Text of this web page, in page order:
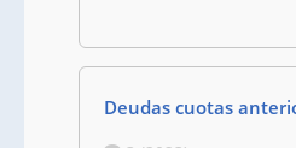
Deudas cuotas